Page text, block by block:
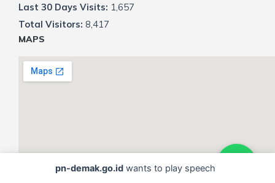
Last 30 Days Visits: 1,657
Total Visitors: 8,417
MAPS
pn-demak.go.idwants to play speech